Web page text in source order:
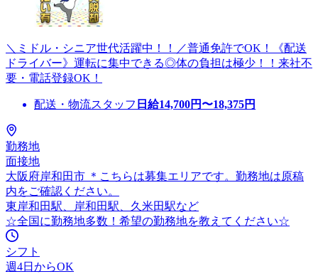
＼ミドル・シニア世代活躍中！！／普通免許でOK！《配送
ドライバー》運転に集中できる◎体の負担は極少！！来社不
要・電話登録OK！
配送・物流スタッフ 日給14,700円〜18,375円
勤務地
面接地
大阪府岸和田市 ＊こちらは募集エリアです。勤務地は原稿
内をご確認ください。
東岸和田駅、岸和田駅、久米田駅など
☆全国に勤務地多数！希望の勤務地を教えてください☆
シフト
週4日からOK